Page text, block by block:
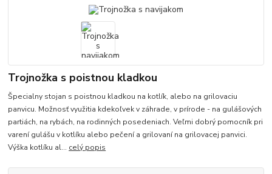
Trojnožka s poistnou kladkou
Špecialny stojan s poistnou kladkou na kotlík, alebo na grilovaciu
panvicu. Možnosť využitia kdekoľvek v záhrade, v prírode - na gulášových
partiách, na rybách, na rodinných posedeniach. Veľmi dobrý pomocník pri
varení gulášu v kotlíku alebo pečení a grilovaní na grilovacej panvici.
Výška kotlíku al... celý popis